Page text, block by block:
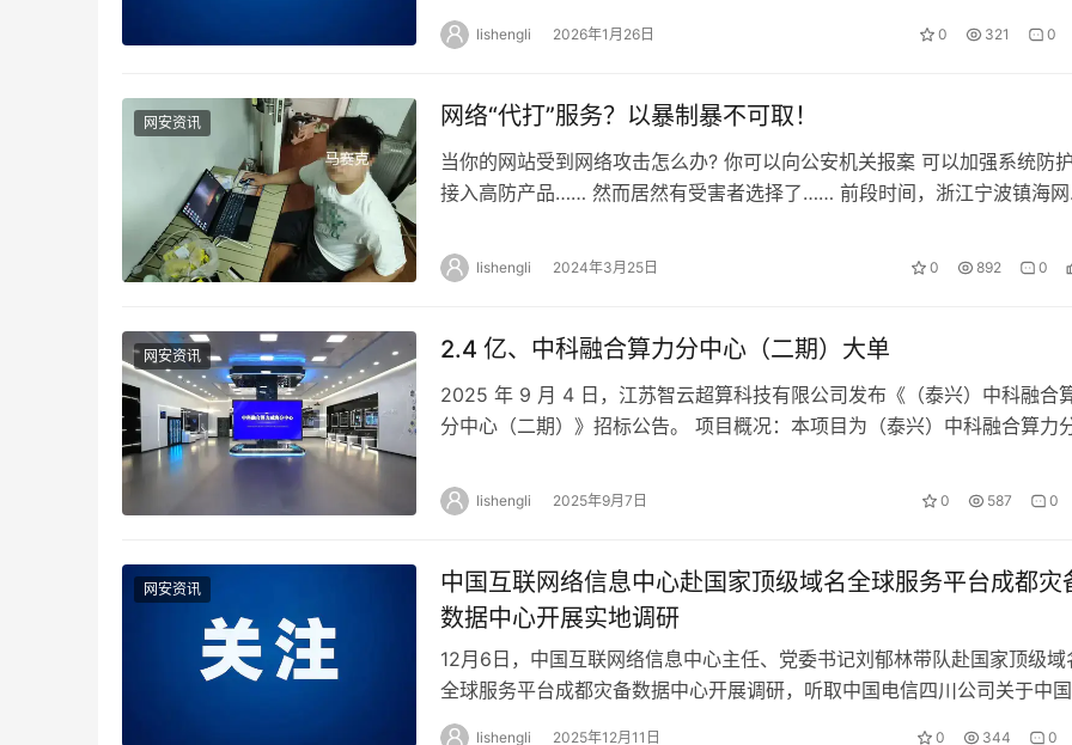
主管部门、教育厅（局）、通信管理局、…
lishengli 2026年1月26日 0 321 0
网安资讯 网络“代打”服务？以暴制暴不可取！
当你的网站受到网络攻击怎么办? 你可以向公安机关报案 可以加强系统防护
接入高防产品…… 然而居然有受害者选择了…… 前段时间，浙江宁波镇海网
lishengli 2024年3月25日 0 892 0
网安资讯 2.4 亿、中科融合算力分中心（二期）大单
2025 年 9 月 4 日，江苏智云超算科技有限公司发布《（泰兴）中科融合
分中心（二期）》招标公告。 项目概况：本项目为（泰兴）中科融合算力
lishengli 2025年9月7日 0 587 0
网安资讯
中国互联网络信息中心赴国家顶级域名全球服务平台成都灾
数据中心开展实地调研
12月6日，中国互联网络信息中心主任、党委书记刘郁林带队赴国家顶级域
全球服务平台成都灾备数据中心开展调研，听取中国电信四川公司关于中国
信成都第二枢纽中心的基本情况报告，深入了解…
lishengli 2025年12月11日 0 344 0